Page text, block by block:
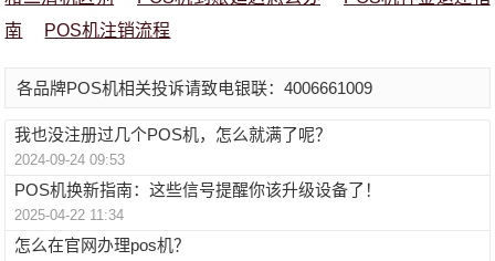
南
POS机注销流程
各品牌POS机相关投诉请致电银联：4006661009
我也没注册过几个POS机，怎么就满了呢？
2024-09-24 09:53
POS机换新指南：这些信号提醒你该升级设备了！
2025-04-22 11:34
怎么在官网办理pos机？